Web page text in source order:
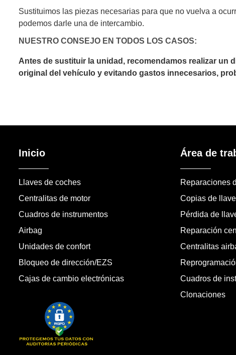
Sustituimos las piezas necesarias para que no vuelva a
podemos darle una de intercambio.
NUESTRO CONSEJO EN TODOS LOS CASOS:
Antes de sustituir la unidad, recomendamos realizar un
original del vehículo y evitando gastos innecesarios,
Inicio
Llaves de coches
Centralitas de motor
Cuadros de instrumentos
Airbag
Unidades de confort
Bloqueo de dirección/EZS
Cajas de cambio electrónicas
Área de
Reparaciones
Copias de
Pérdida de
Reparación
Centralitas
Cuadros de
Clonaciones